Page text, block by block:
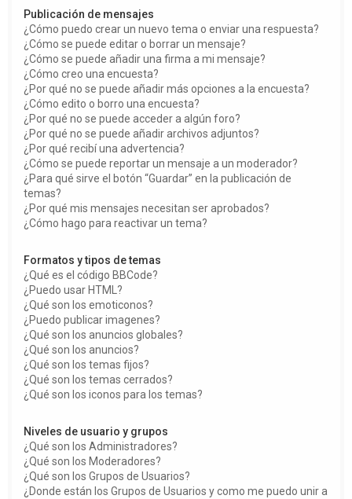
Publicación de mensajes
¿Cómo puedo crear un nuevo tema o enviar una respuesta?
¿Cómo se puede editar o borrar un mensaje?
¿Cómo se puede añadir una firma a mi mensaje?
¿Cómo creo una encuesta?
¿Por qué no se puede añadir más opciones a la encuesta?
¿Cómo edito o borro una encuesta?
¿Por qué no se puede acceder a algún foro?
¿Por qué no se puede añadir archivos adjuntos?
¿Por qué recibí una advertencia?
¿Cómo se puede reportar un mensaje a un moderador?
¿Para qué sirve el botón “Guardar” en la publicación de
temas?
¿Por qué mis mensajes necesitan ser aprobados?
¿Cómo hago para reactivar un tema?
Formatos y tipos de temas
¿Qué es el código BBCode?
¿Puedo usar HTML?
¿Qué son los emoticonos?
¿Puedo publicar imagenes?
¿Qué son los anuncios globales?
¿Qué son los anuncios?
¿Qué son los temas fijos?
¿Qué son los temas cerrados?
¿Qué son los iconos para los temas?
Niveles de usuario y grupos
¿Qué son los Administradores?
¿Qué son los Moderadores?
¿Qué son los Grupos de Usuarios?
¿Donde están los Grupos de Usuarios y como me puedo unir a